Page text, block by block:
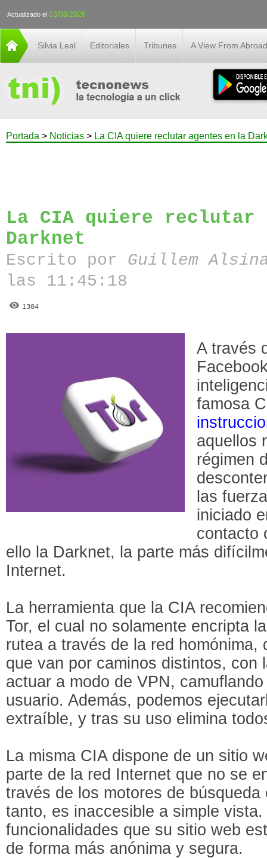
Actualizado el 03/08/2026
Silvia Leal Editoriales Tribunes A View From Abroad
Portada > Noticias > La CIA quiere reclutar agentes en la
La CIA quiere reclutar
Darknet
Escrito por Guillem
las 11:45:18
1304
A través
famosa
aquellos
régimen
las
iniciado
contacto
ello la Darknet, la parte más
Internet.
La herramienta que la CIA
Tor, el cual no solamente encripta
rutea a través de la red homónima,
que van por caminos distintos, con
actuar a modo de VPN,
usuario. Además, podemos
extraíble, y tras su uso elimina
La misma CIA dispone de un sitio
parte de la red Internet que no se
través de los motores de
tanto, es inaccesible a simple
funcionalidades que su sitio web
de forma más anónima y segura.